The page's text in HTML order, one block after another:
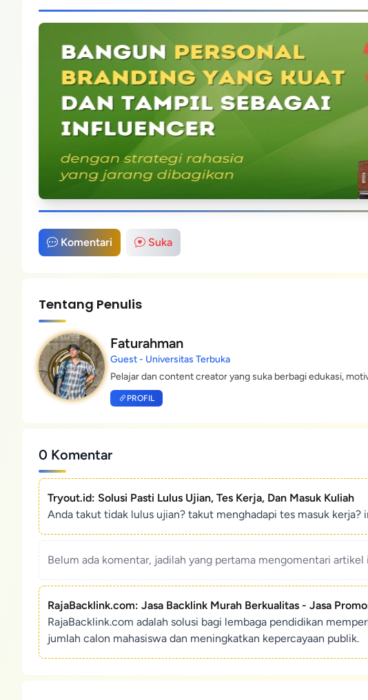
Komentari Suka
Tentang Penulis
Faturahman
Guest - Universitas Terbuka
Pelajar dan content creator yang suka berbagi edukasi,
PROFIL
0 Komentar
Tryout.id: Solusi Pasti Lulus Ujian, Tes Kerja, Dan Masuk Kuliah
Anda takut tidak lulus ujian? takut menghadapi tes masuk kerja?
Belum ada komentar, jadilah yang pertama mengomentari artikel
RajaBacklink.com: Jasa Backlink Murah Berkualitas - Jasa
RajaBacklink.com adalah solusi bagi lembaga pendidikan
jumlah calon mahasiswa dan meningkatkan kepercayaan publik.